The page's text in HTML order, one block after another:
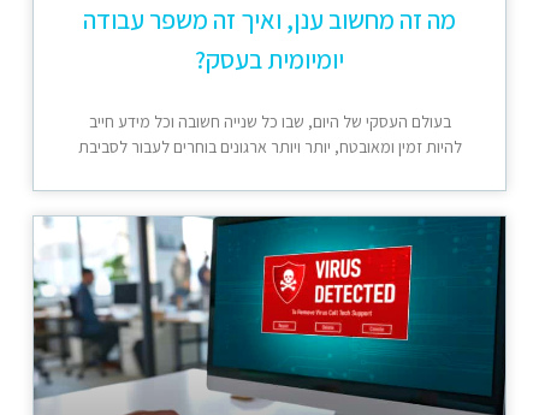
מה זה מחשוב ענן, ואיך זה משפר עבודה
יומיומית בעסק?
בעולם העסקי של היום, שבו כל שנייה חשובה וכל מידע חייב
להיות זמין ומאובטח, יותר ויותר ארגונים בוחרים לעבור לסביבת